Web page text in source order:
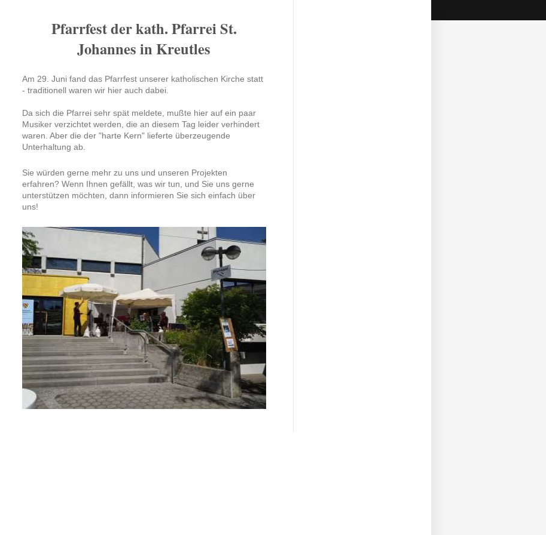
Pfarrfest der kath. Pfarrei St.
Johannes in Kreutles
Am 29. Juni fand das Pfarrfest unserer katholischen Kirche statt
- traditionell waren wir hier auch dabei.
Da sich die Pfarrei sehr spät meldete, mußte hier auf ein paar
Musiker verzichtet werden, die an diesem Tag leider verhindert
waren. Aber die der "harte Kern" lieferte überzeugende
Unterhaltung ab.
Sie würden gerne mehr zu uns und unseren Projekten
erfahren? Wenn Ihnen gefällt, was wir tun, und Sie uns gerne
unterstützen möchten, dann informieren Sie sich einfach über
uns!